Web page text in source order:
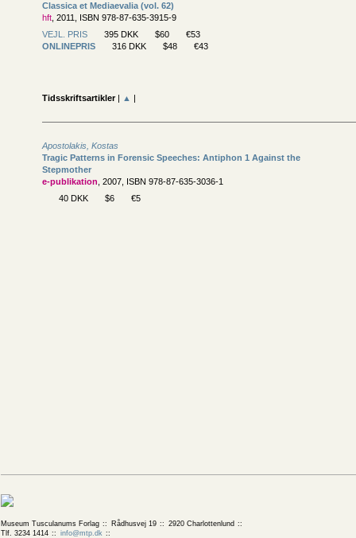
Classica et Mediaevalia (vol. 62)
hft , 2011, ISBN 978-87-635-3915-9
VEJL. PRIS
395 DKK $60
€53
ONLINEPRIS
316 DKK $48 €43
Tidsskriftsartikler| ▲ |
Apostolakis, Kostas
Tragic Patterns in Forensic Speeches: Antiphon 1 Against the
Stepmother
e-publikation , 2007, ISBN 978-87-635-3036-1
40 DKK
$6 €5
Museum Tusculanums Forlag Rådhusvej 19
2920 Charlottenlund
Tlf. 3234 1414
info@mtp.dk